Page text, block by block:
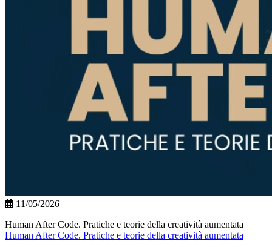
11/05/2026
Human After Code. Pratiche e teorie della creatività aumentata
Human After Code. Pratiche e teorie della creatività aumentata